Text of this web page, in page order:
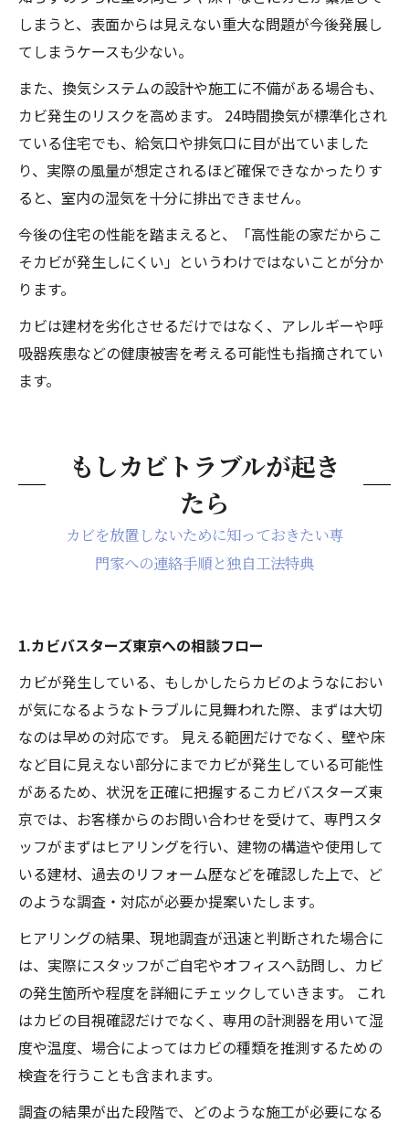
しまうと、表面からは見えない重大な問題が今後発展し
てしまうケースも少ない。
また、換気システムの設計や施工に不備がある場合も、
カビ発生のリスクを高めます。 24時間換気が標準化され
ている住宅でも、給気口や排気口に目が出ていました
り、実際の風量が想定されるほど確保できなかったりす
ると、室内の湿気を十分に排出できません。
今後の住宅の性能を踏まえると、「高性能の家だからこ
そカビが発生しにくい」というわけではないことが分か
ります。
カビは建材を劣化させるだけではなく、アレルギーや呼
吸器疾患などの健康被害を考える可能性も指摘されてい
ます。
もしカビトラブルが起き
たら
カビを放置しないために知っておきたい専
門家への連絡手順と独自工法特典
1.カビバスターズ東京への相談フロー
カビが発生している、もしかしたらカビのようなにおい
が気になるようなトラブルに見舞われた際、まずは大切
なのは早めの対応です。 見える範囲だけでなく、壁や床
など目に見えない部分にまでカビが発生している可能性
があるため、状況を正確に把握するこカビバスターズ東
京では、お客様からのお問い合わせを受けて、専門スタ
ッフがまずはヒアリングを行い、建物の構造や使用して
いる建材、過去のリフォーム歴などを確認した上で、ど
のような調査・対応が必要か提案いたします。
ヒアリングの結果、現地調査が迅速と判断された場合に
は、実際にスタッフがご自宅やオフィスへ訪問し、カビ
の発生箇所や程度を詳細にチェックしていきます。 これ
はカビの目視確認だけでなく、専用の計測器を用いて湿
度や温度、場合によってはカビの種類を推測するための
検査を行うことも含まれます。
調査の結果が出た段階で、どのような施工が必要になる